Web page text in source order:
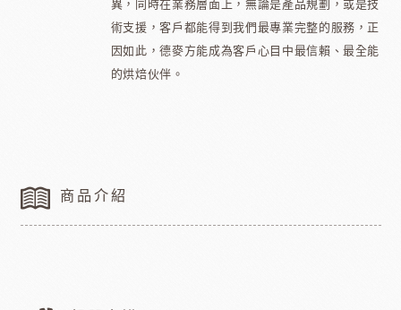
異，同時在業務層面上，無論是產品規劃，或是技
術支援，客戶都能得到我們最專業完整的服務，正
因如此，德麥方能成為客戶心目中最信賴、最全能
的烘焙伙伴。
商品介紹